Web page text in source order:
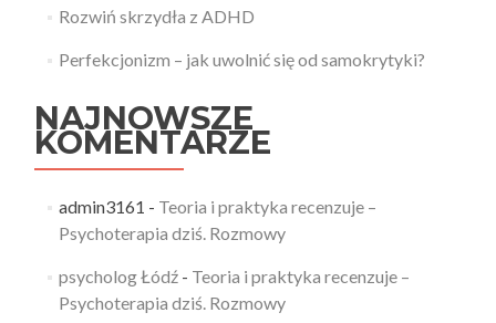
Rozwiń skrzydła z ADHD
Perfekcjonizm – jak uwolnić się od samokrytyki?
NAJNOWSZE
KOMENTARZE
admin3161 - Teoria i praktyka recenzuje –
Psychoterapia dziś. Rozmowy
psycholog Łódź- Teoria i praktyka recenzuje –
Psychoterapia dziś. Rozmowy